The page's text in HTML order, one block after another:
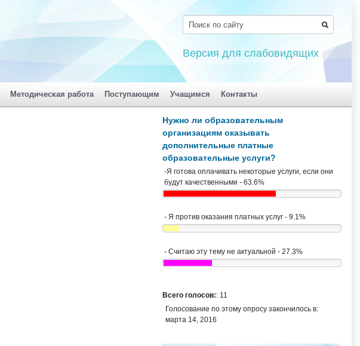
Версия для слабовидящих
Методическая работа Поступающим Учащимся Контакты
Нужно ли образовательным
организациям оказывать
дополнительные платные
образовательные услуги?
-Я готова оплачивать некоторые услуги, если они
будут качественными - 63.6%
- Я против оказания платных услуг - 9.1%
- Считаю эту тему не актуальной - 27.3%
Всего голосов:: 11
Голосование по этому опросу закончилось в:
марта 14, 2016